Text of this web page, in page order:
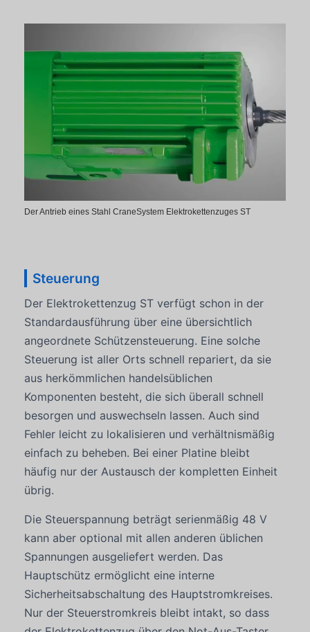
Der Antrieb eines Stahl CraneSystem Elektrokettenzuges ST
Steuerung
Der Elektrokettenzug ST verfügt schon in der
Standardausführung über eine übersichtlich
angeordnete Schützensteuerung. Eine solche
Steuerung ist aller Orts schnell repariert, da sie
aus herkömmlichen handelsüblichen
Komponenten besteht, die sich überall schnell
besorgen und auswechseln lassen. Auch sind
Fehler leicht zu lokalisieren und verhältnismäßig
einfach zu beheben. Bei einer Platine bleibt
häufig nur der Austausch der kompletten Einheit
übrig.
Die Steuerspannung beträgt serienmäßig 48 V
kann aber optional mit allen anderen üblichen
Spannungen ausgeliefert werden. Das
Hauptschütz ermöglicht eine interne
Sicherheitsabschaltung des Hauptstromkreises.
Nur der Steuerstromkreis bleibt intakt, so dass